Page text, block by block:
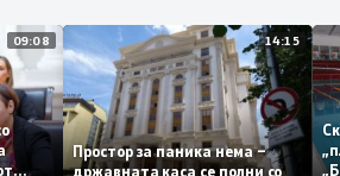
09:08
со
14:15
Простор за паника нема –
државната каса се полни со